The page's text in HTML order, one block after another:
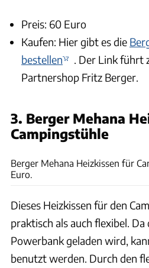
Preis: 60 Euro
Kaufen: Hier gibt es die
bestellen
. Der Link führt
Partnershop Fritz Berger.
3. Berger Mehana
Campingstühle
Berger Mehana Heizkissen für
Euro.
Dieses Heizkissen für den
praktisch als auch flexibel.
Powerbank geladen wird,
benutzt werden. Durch den